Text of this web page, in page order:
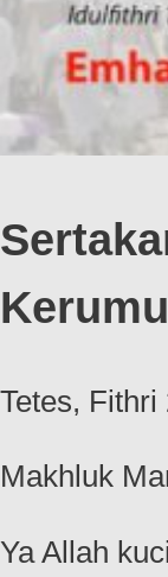
Tetes, Fithri
Makhluk
Ya Allah